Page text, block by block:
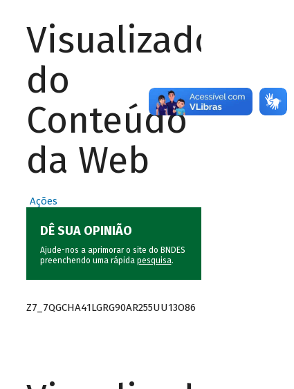
Visualizador
do
Conteúdo
da Web
Ações
DÊ SUA OPINIÃO
Ajude-nos a aprimorar o site do BNDES
preenchendo uma rápida pesquisa.
Z7_7QGCHA41LGRG90AR255UU13O86